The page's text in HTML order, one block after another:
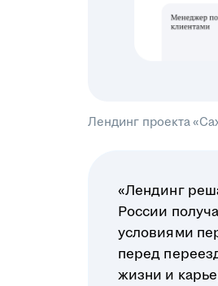
Лендинг проекта
«Лендинг
России
условиями
перед
жизни и